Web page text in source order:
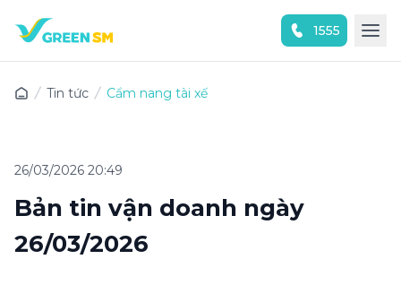
1555
Tin tức Cẩm nang tài xế
26/03/2026 20:49
Bản tin vận doanh ngày
26/03/2026